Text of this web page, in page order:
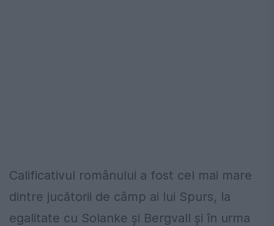
Calificativul românului a fost cel mai mare
dintre jucătorii de câmp ai lui Spurs, la
egalitate cu Solanke și Bergvall și în urma